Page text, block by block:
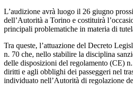
L’audizione avrà luogo il 26 giugno
dell’Autorità a Torino e costituirà
principali problematiche in materia di
Tra queste, l’attuazione del Decreto
n. 70 che, nello stabilire la disciplina
delle disposizioni del regolamento (CE)
diritti e agli obblighi dei passeggeri nel
individuato nell’Autorità di regolazione